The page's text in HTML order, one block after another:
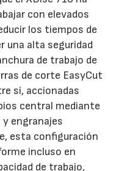
con elevados
los tiempos de
una alta seguridad
de trabajo de
de corte EasyCut
sí, accionadas
central mediante
engranajes
esta configuración
incluso en
de trabajo,